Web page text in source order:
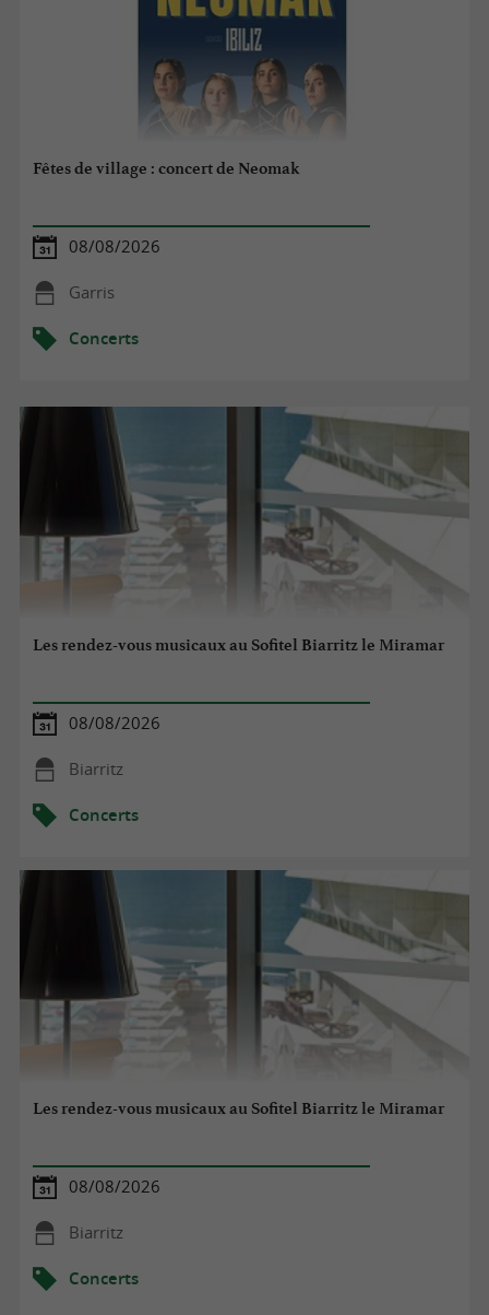
Fêtes de village : concert de Neomak
08/08/2026
Garris
Concerts
Les rendez-vous musicaux au Sofitel Biarritz le Miramar
08/08/2026
Biarritz
Concerts
Les rendez-vous musicaux au Sofitel Biarritz le Miramar
08/08/2026
Biarritz
Concerts